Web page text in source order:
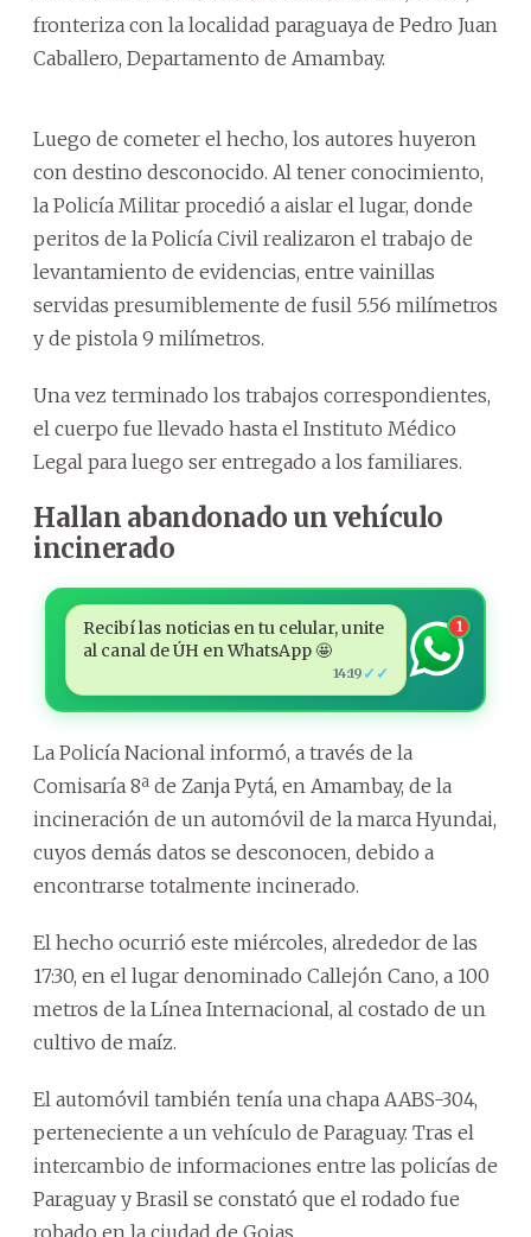
fronteriza con la localidad paraguaya de Pedro Juan
Caballero, Departamento de Amambay.
Luego de cometer el hecho, los autores huyeron
con destino desconocido. Al tener conocimiento,
la Policía Militar procedió a aislar el lugar, donde
peritos de la Policía Civil realizaron el trabajo de
levantamiento de evidencias, entre vainillas
servidas presumiblemente de fusil 5.56 milímetros
y de pistola 9 milímetros.
Una vez terminado los trabajos correspondientes,
el cuerpo fue llevado hasta el Instituto Médico
Legal para luego ser entregado a los familiares.
Hallan abandonado un vehículo
incinerado
Recibí las noticias en tu celular, unite
al canal de ÚH en WhatsApp 🤩
14:19 ✓✓
1
La Policía Nacional informó, a través de la
Comisaría 8ª de Zanja Pytá, en Amambay, de la
incineración de un automóvil de la marca Hyundai,
cuyos demás datos se desconocen, debido a
encontrarse totalmente incinerado.
El hecho ocurrió este miércoles, alrededor de las
17:30, en el lugar denominado Callejón Cano, a 100
metros de la Línea Internacional, al costado de un
cultivo de maíz.
El automóvil también tenía una chapa AABS-304,
perteneciente a un vehículo de Paraguay. Tras el
intercambio de informaciones entre las policías de
Paraguay y Brasil se constató que el rodado fue
robado en la ciudad de Goias.